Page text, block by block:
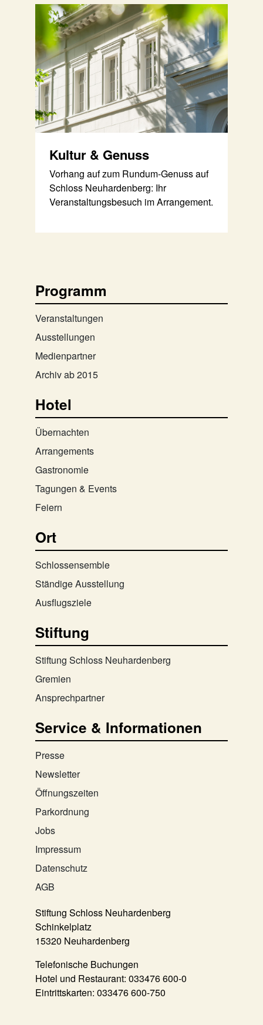
Kultur & Genuss
Vorhang auf zum Rundum-Genuss auf
Schloss Neuhardenberg: Ihr
Veranstaltungsbesuch im Arrangement.
Programm
Veranstaltungen
Ausstellungen
Medienpartner
Archiv ab 2015
Hotel
Übernachten
Arrangements
Gastronomie
Tagungen & Events
Feiern
Ort
Schlossensemble
Ständige Ausstellung
Ausflugsziele
Stiftung
Stiftung Schloss Neuhardenberg
Gremien
Ansprechpartner
Service & Informationen
Presse
Newsletter
Öffnungszeiten
Parkordnung
Jobs
Impressum
Datenschutz
AGB
Stiftung Schloss Neuhardenberg
Schinkelplatz
15320 Neuhardenberg
Telefonische Buchungen
Hotel und Restaurant: 033476 600-0
Eintrittskarten: 033476 600-750